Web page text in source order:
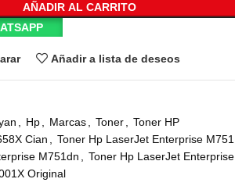
AÑADIR AL CARRITO
Añadir a lista de deseos
, Hp, Marcas, Toner, Toner HP
Cian , Toner Hp LaserJet Enterprise M751
M751dn , Toner Hp LaserJet Enterprise
Original